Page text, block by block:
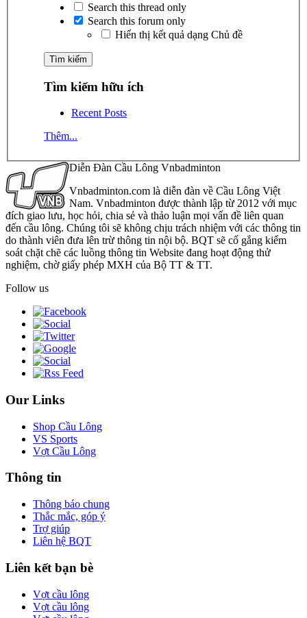
Search this thread only
Search this forum only
Hiển thị kết quả dạng Chủ đề
Tìm kiếm hữu ích
Recent Posts
Thêm...
Diễn Đàn Cầu Lông Vnbadminton
Vnbadminton.com là diễn đàn về Cầu Lông Việt
Nam. Vnbadminton được thành lập từ 2012 với mục
đích giao lưu, học hỏi, chia sẻ và thảo luận mọi vấn đề liên quan
đến cầu lông. Chúng tôi sẽ không chịu trách nhiệm với các thông tin
do thành viên đưa lên trừ thông tin nội bộ. BQT sẽ cố gắng kiểm
soát chặt chẽ các luồng thông tin Website đang hoạt động thử
nghiệm, chờ giấy phép MXH của Bộ TT & TT.
Follow us
Our Links
Shop Cầu Lông
VS Sports
Vợt Cầu Lông
Thông tin
Thông báo chung
Thắc mắc, góp ý
Trợ giúp
Liên hệ BQT
Liên kết bạn bè
Vợt cầu lông
Vợt cầu lông